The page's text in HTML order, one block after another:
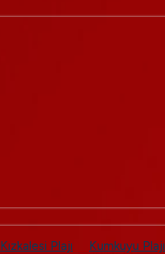
Kızkalesi Plajı Kumkuyu Plajı